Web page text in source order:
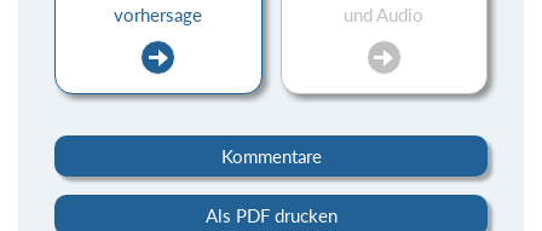
vorhersage
und Audio
Kommentare
Als PDF drucken